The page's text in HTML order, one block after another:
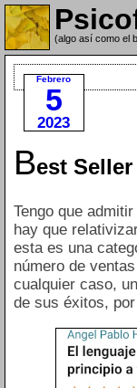
(algo así como el
Febrero
5
2023
Best Seller
Tengo que
hay que
esta es una
número de
cualquier caso,
de sus éxitos,